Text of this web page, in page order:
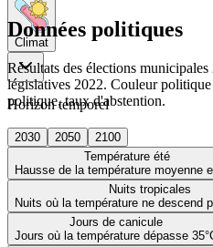
Climat
Horizon temporel
2030 2050
2100
Température été
Hausse de la température moyenne
Nuits tropicales
Nuits où la température ne descend
Jours de canicule
Jours où la température dépasse
Données politiques
Résultats des élections
législatives 2022. Couleur
politique, taux d'abstention.